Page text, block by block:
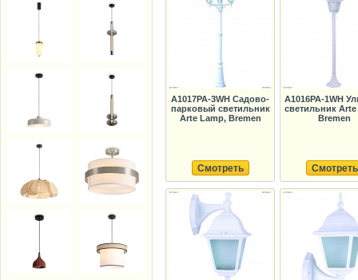
A1017PA-3WH Садово-
парковый светильник
Arte Lamp, Bremen
Смотреть
A1016PA-1WH
светильник
Bremen
Смотреть